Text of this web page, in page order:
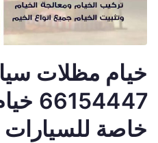
خيام مظلات
خاصة للسيارات